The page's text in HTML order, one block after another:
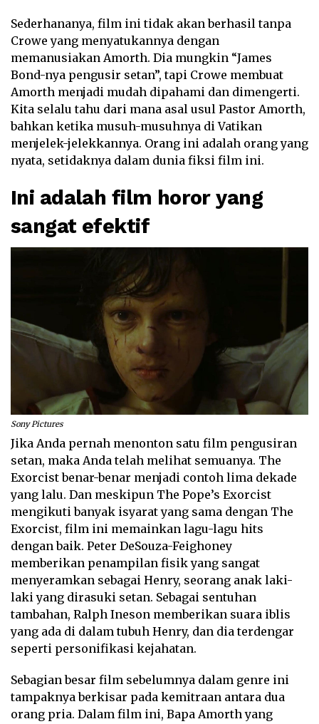
Sederhananya, film ini tidak akan berhasil tanpa
Crowe yang menyatukannya dengan
memanusiakan Amorth. Dia mungkin “James
Bond-nya pengusir setan”, tapi Crowe membuat
Amorth menjadi mudah dipahami dan dimengerti.
Kita selalu tahu dari mana asal usul Pastor Amorth,
bahkan ketika musuh-musuhnya di Vatikan
menjelek-jelekkannya. Orang ini adalah orang yang
nyata, setidaknya dalam dunia fiksi film ini.
Ini adalah film horor yang
sangat efektif
Sony Pictures
Jika Anda pernah menonton satu film pengusiran
setan, maka Anda telah melihat semuanya. The
Exorcist benar-benar menjadi contoh lima dekade
yang lalu. Dan meskipun The Pope’s Exorcist
mengikuti banyak isyarat yang sama dengan The
Exorcist, film ini memainkan lagu-lagu hits
dengan baik. Peter DeSouza-Feighoney
memberikan penampilan fisik yang sangat
menyeramkan sebagai Henry, seorang anak laki-
laki yang dirasuki setan. Sebagai sentuhan
tambahan, Ralph Ineson memberikan suara iblis
yang ada di dalam tubuh Henry, dan dia terdengar
seperti personifikasi kejahatan.
Sebagian besar film sebelumnya dalam genre ini
tampaknya berkisar pada kemitraan antara dua
orang pria. Dalam film ini, Bapa Amorth yang